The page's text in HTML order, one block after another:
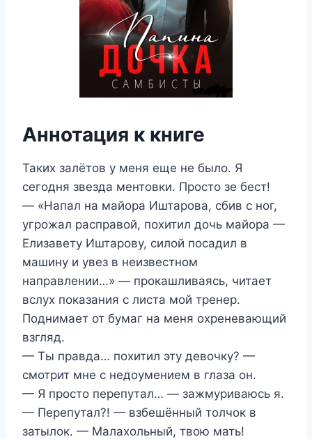
Аннотация к книге
Таких залётов у меня еще не было. Я
сегодня звезда ментовки. Просто зе бест!
— «Напал на майора Иштарова, сбив с ног,
угрожал расправой, похитил дочь майора —
Елизавету Иштарову, силой посадил в
машину и увез в неизвестном
направлении…» — прокашливаясь, читает
вслух показания с листа мой тренер.
Поднимает от бумаг на меня охреневающий
взгляд.
— Ты правда… похитил эту девочку? —
смотрит мне с недоумением в глаза он.
— Я просто перепутал… — зажмуриваюсь я.
— Перепутал?! — взбешённый толчок в
затылок. — Малахольный, твою мать!